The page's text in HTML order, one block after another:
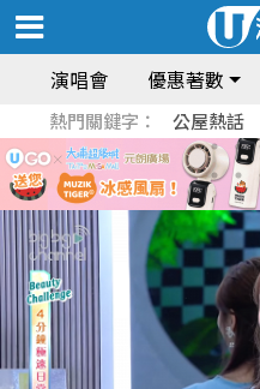
演唱會 優惠著數
熱門關鍵字： 公屋熱話